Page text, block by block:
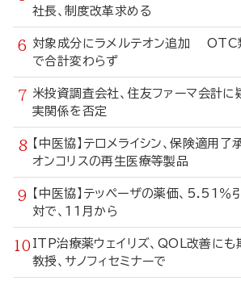
社長、制度改革求める
対象成分にラメルテオン追加 OTC
で合計変わらず
米投資調査会社、住友ファーマ会計
実関係を否定
【中医協】テロメライシン、保険適
オンコリスの再生医療等製品
【中医協】テッペーザの薬価、5.51
対で、11月から
ITP治療薬ウェイリズ、QOL改善
教授、サノフィセミナーで